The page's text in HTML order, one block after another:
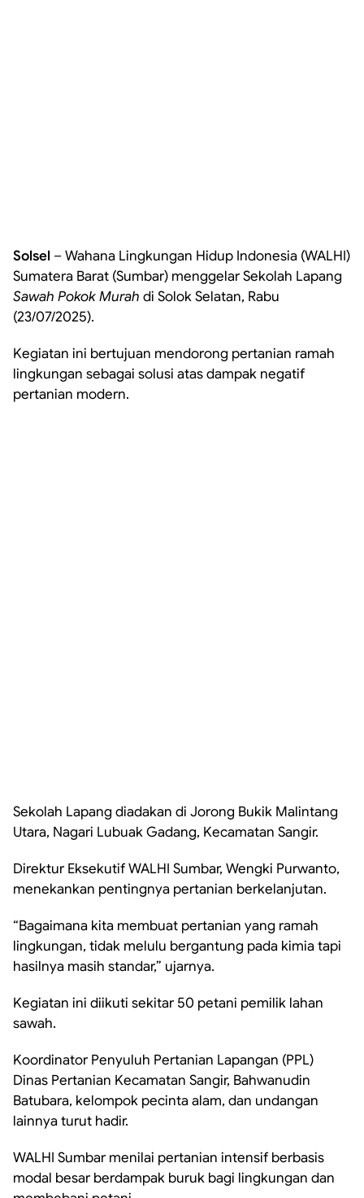
Solsel – Wahana Lingkungan Hidup Indonesia (WALHI)
Sumatera Barat (Sumbar) menggelar Sekolah Lapang
Sawah Pokok Murah di Solok Selatan, Rabu
(23/07/2025).
Kegiatan ini bertujuan mendorong pertanian ramah
lingkungan sebagai solusi atas dampak negatif
pertanian modern.
Sekolah Lapang diadakan di Jorong Bukik Malintang
Utara, Nagari Lubuak Gadang, Kecamatan Sangir.
Direktur Eksekutif WALHI Sumbar, Wengki Purwanto,
menekankan pentingnya pertanian berkelanjutan.
“Bagaimana kita membuat pertanian yang ramah
lingkungan, tidak melulu bergantung pada kimia tapi
hasilnya masih standar,” ujarnya.
Kegiatan ini diikuti sekitar 50 petani pemilik lahan
sawah.
Koordinator Penyuluh Pertanian Lapangan (PPL)
Dinas Pertanian Kecamatan Sangir, Bahwanudin
Batubara, kelompok pecinta alam, dan undangan
lainnya turut hadir.
WALHI Sumbar menilai pertanian intensif berbasis
modal besar berdampak buruk bagi lingkungan dan